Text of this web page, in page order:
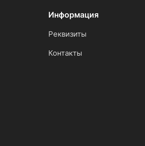
Информация
Реквизиты
Контакты